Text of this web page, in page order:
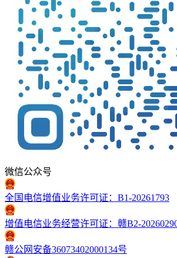
微信公众号
全国电信增值业务许可证：B1-20261793
增值电信业务经营许可证：赣B2-
赣公网安备36073402000134号